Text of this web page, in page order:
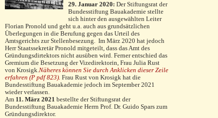
29. Januar 2020: Der Stiftungsrat der
Bundesstiftung Bauakademie stellte
sich hinter den ausgewählten Leiter
Florian Pronold und geht u.a. auch aus grundsätzlichen
Überlegungen in die Berufung gegen das Urteil des
Amtsgerichts zur Stellenbesezung. Im März 2020 hat jedoch
Herr Staatssekretär Pronold mitgeteilt, dass das Amt des
Gründungsdirtektors nicht ausüben wird. Ferner entschied das
Gremium die Besetzung der Vizedirektorin, Frau Julia Rust
von Krosigk.Näheres können Sie durch Anklicken dieser Zeile
erfahren (P pdf 823). Frau Rust von Krosigk hat die
Bundesstiftung Bauakademie jedoch im September 2021
wieder verlassen.
Am 11. März 2021 bestellte der Stiftungsrat der
Bundesstiftung Bauakademie Herrn Prof. Dr. Guido Spars zum
Gründungsdirektor.